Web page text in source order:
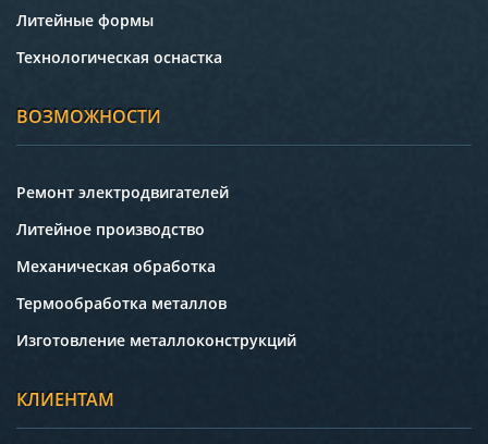
Литейные формы
Технологическая оснастка
ВОЗМОЖНОСТИ
Ремонт электродвигателей
Литейное производство
Механическая обработка
Термообработка металлов
Изготовление металлоконструкций
КЛИЕНТАМ